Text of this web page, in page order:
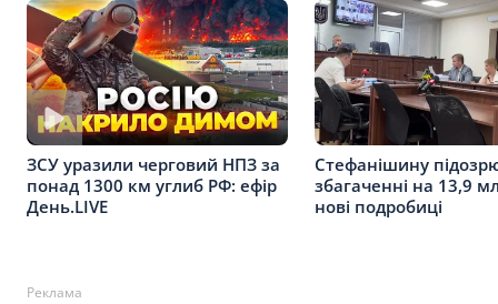
ЗСУ уразили черговий НПЗ за
понад 1300 км углиб РФ: ефір
День.LIVE
Стефанішину
збагаченні на 13,9
нові подробиці
Реклама